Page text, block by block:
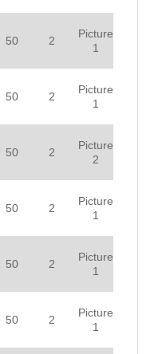
50 2
Picture
1
50 2
Picture
1
50 2
Picture
2
50 2
Picture
1
50 2
Picture
1
50 2
Picture
1